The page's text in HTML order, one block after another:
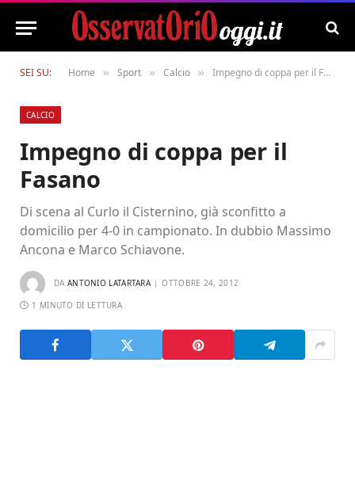
SEI SU: Home » Sport » Calcio » Impegno di coppa per il Fasano
CALCIO
Impegno di coppa per il
Fasano
Di scena al Curlo il Cisternino, già sconfitto a
domicilio per 4-0 in campionato. In dubbio Massimo
Ancona e Marco Schiavone.
DA ANTONIO LATARTARA OTTOBRE 24, 2012
1 MINUTO DI LETTURA